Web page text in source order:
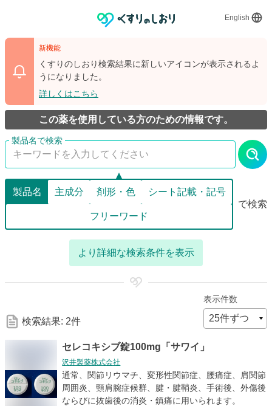
English
新機能
くすりのしおり検索結果に新しいアイコンが表示されるよ
うになりました。
詳しくはこちら
この薬を使用している方のための情報です。
製品名 主成分 剤形・色 シート記載・記号
フリーワード
で検索
な
索
より詳細な検索条件を表示
検索結果: 2件
表示件数
セレコキシブ錠100mg「サワイ」
沢井製薬株式会社
通常、関節リウマチ、変形性関節症、腰痛症、肩関節
周囲炎、頸肩腕症候群、腱・腱鞘炎、手術後、外傷後
ならびに抜歯後の消炎・鎮痛に用いられます。